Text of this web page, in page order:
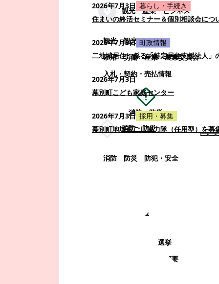
観光・産業・ビジネス
観光
観光・イベント
雇用・労働
産業
農業委員会
入札・契約・売払情報
消防・防災
消防・防災
消防 防災 防犯・安全
町政情報
選挙
町の概要
2026年7月3日 暮らし・手続き
住まいの終活セミナー＆個別相談会につ
2026年7月3日 町政情報
二地域居住に係る「特定居住支援法人」
2026年7月3日
幕別町こども家庭センター
2026年7月3日 採用・募集
幕別町地域おこし協力隊（任用型）を募